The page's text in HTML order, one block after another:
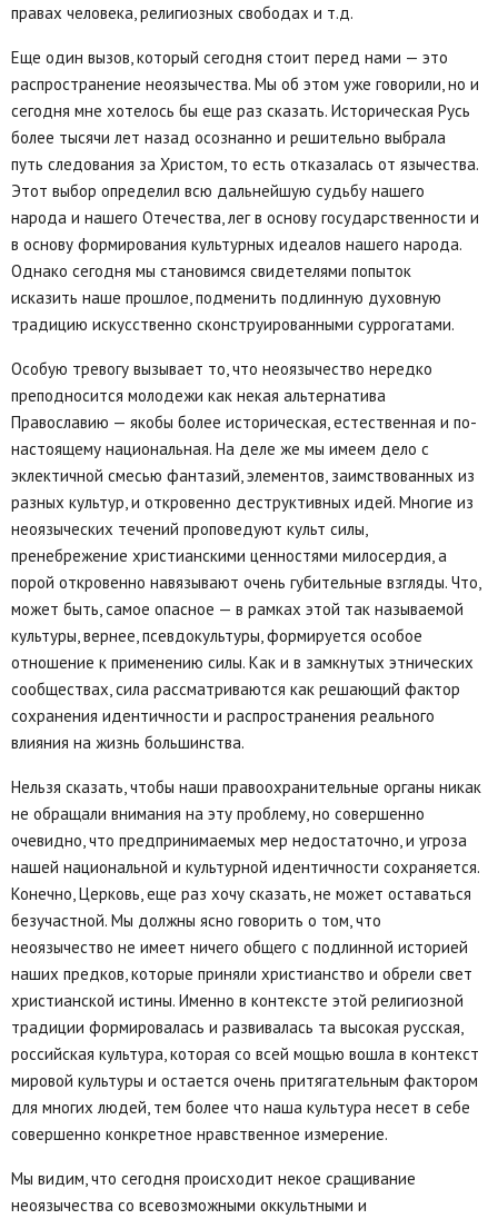
правах человека, религиозных свободах и т.д.
Еще один вызов, который сегодня стоит перед нами — это
распространение неоязычества. Мы об этом уже говорили, но и
сегодня мне хотелось бы еще раз сказать. Историческая Русь
более тысячи лет назад осознанно и решительно выбрала
путь следования за Христом, то есть отказалась от язычества.
Этот выбор определил всю дальнейшую судьбу нашего
народа и нашего Отечества, лег в основу государственности и
в основу формирования культурных идеалов нашего народа.
Однако сегодня мы становимся свидетелями попыток
исказить наше прошлое, подменить подлинную духовную
традицию искусственно сконструированными суррогатами.
Особую тревогу вызывает то, что неоязычество нередко
преподносится молодежи как некая альтернатива
Православию — якобы более историческая, естественная и по-
настоящему национальная. На деле же мы имеем дело с
эклектичной смесью фантазий, элементов, заимствованных из
разных культур, и откровенно деструктивных идей. Многие из
неоязыческих течений проповедуют культ силы,
пренебрежение христианскими ценностями милосердия, а
порой откровенно навязывают очень губительные взгляды. Что,
может быть, самое опасное — в рамках этой так называемой
культуры, вернее, псевдокультуры, формируется особое
отношение к применению силы. Как и в замкнутых этнических
сообществах, сила рассматриваются как решающий фактор
сохранения идентичности и распространения реального
влияния на жизнь большинства.
Нельзя сказать, чтобы наши правоохранительные органы никак
не обращали внимания на эту проблему, но совершенно
очевидно, что предпринимаемых мер недостаточно, и угроза
нашей национальной и культурной идентичности сохраняется.
Конечно, Церковь, еще раз хочу сказать, не может оставаться
безучастной. Мы должны ясно говорить о том, что
неоязычество не имеет ничего общего с подлинной историей
наших предков, которые приняли христианство и обрели свет
христианской истины. Именно в контексте этой религиозной
традиции формировалась и развивалась та высокая русская,
российская культура, которая со всей мощью вошла в контекст
мировой культуры и остается очень притягательным фактором
для многих людей, тем более что наша культура несет в себе
совершенно конкретное нравственное измерение.
Мы видим, что сегодня происходит некое сращивание
неоязычества со всевозможными оккультными и